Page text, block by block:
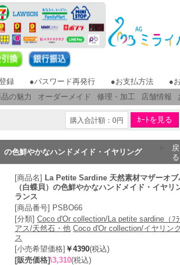
録 ●パスワード再発行 ●お支払方法
●
の魅力 オーダーメイド 修理・加工 店舗情報
購入合計額：0円
色鮮やかなハンドメイド・イヤリング
戻
る
[商品名] La Petite Sardine 天然素材マザーオブ
（白蝶貝）の色鮮やかなハンドメイド・イヤリ
ランス
[商品番号] PSBO66
[分類] Coco d'Or collection/La petite sardine（ﾌ
アス/天然石・他 Coco d'Or collection/イヤリン
ス
[小売希望価格] ￥4390(税込)
[販売価格]\3,310(税込)